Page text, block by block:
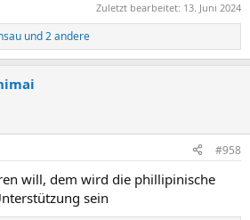
Zuletzt bearbeitet: 13. Juni 2024
und 2 andere
#958
will, dem wird die phillipinische
sein